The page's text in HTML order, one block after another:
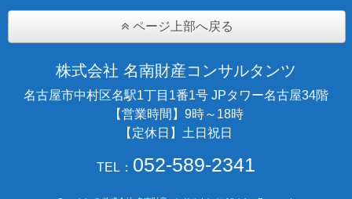
ページ上部へ戻る
株式会社 名南財産コンサルタンツ
名古屋市中村区名駅1丁目1番1号 JPタワー名古屋34階
【営業時間】9時～18時
【定休日】土日祝日
TEL： 052-589-2341